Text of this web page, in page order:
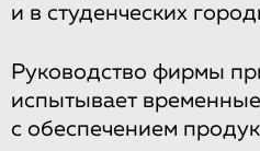
и в студенческих
Руководство фирмы
испытывает
с обеспечением